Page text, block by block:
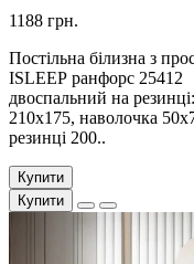
1188 грн.
Постільна білизна з
ISLEEP ранфорс 25412
двоспальний на
210х175, наволочка
резинці 200..
Купити
Купити